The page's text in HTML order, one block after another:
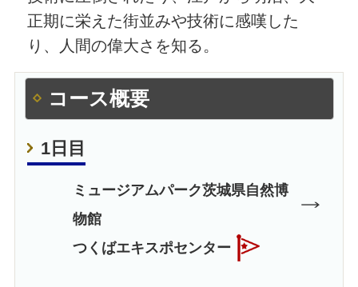
正期に栄えた街並みや技術に感嘆した
り、人間の偉大さを知る。
コース概要
1日目
ミュージアムパーク茨城県自然博
物館
つくばエキスポセンター